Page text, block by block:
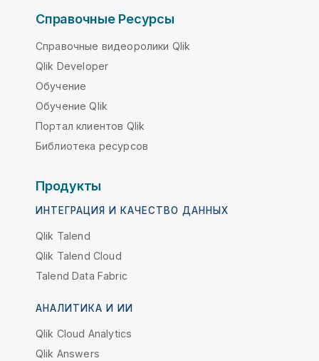
Справочные Ресурсы
Справочные видеоролики Qlik
Qlik Developer
Обучение
Обучение Qlik
Портал клиентов Qlik
Библиотека ресурсов
Продукты
ИНТЕГРАЦИЯ И КАЧЕСТВО ДАННЫХ
Qlik Talend
Qlik Talend Cloud
Talend Data Fabric
АНАЛИТИКА И ИИ
Qlik Cloud Analytics
Qlik Answers